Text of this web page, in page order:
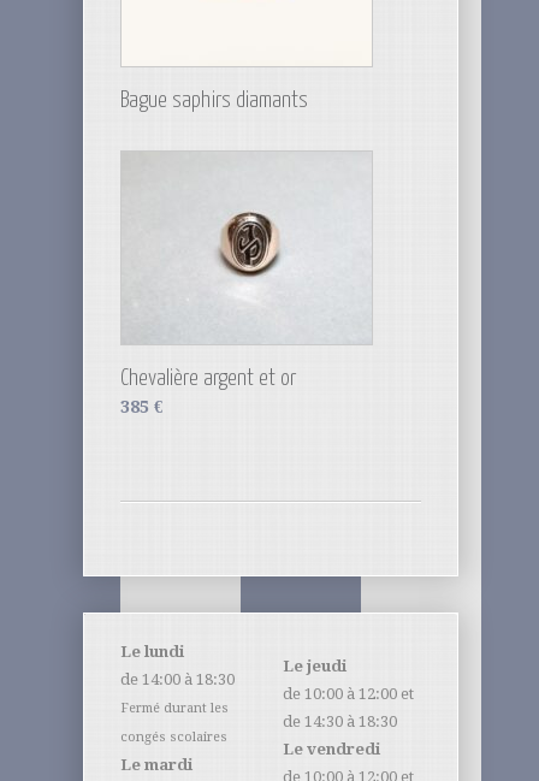
Bague saphirs diamants
Chevalière argent et or
385 €
Le lundi
de 14:00 à 18:30
Fermé durant les
congés scolaires
Le mardi
Le jeudi
de 10:00 à 12:00 et
de 14:30 à 18:30
Le vendredi
de 10:00 à 12:00 et